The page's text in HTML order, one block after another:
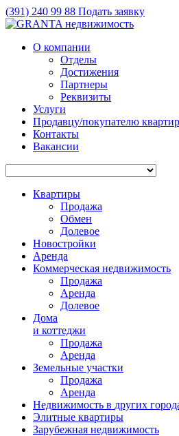
(391) 240 99 88 Подать заявку
О компании
Отделы
Достижения
Партнеры
Реквизиты
Услуги
Продавцу/покупателю
Контакты
Вакансии
Квартиры
Продажа
Обмен
Долевое
Новостройки
Аренда
Коммерческая недвижимость
Продажа
Аренда
Долевое
Дома
и коттеджи
Продажа
Аренда
Земельные участки
Продажа
Аренда
Недвижимость в других
Элитные квартиры
Зарубежная недвижимость